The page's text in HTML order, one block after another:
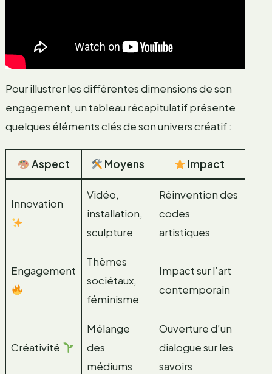
Pour illustrer les différentes dimensions de son
engagement, un tableau récapitulatif présente
quelques éléments clés de son univers créatif :
Aspect Moyens Impact
Innovation
Vidéo,
installation,
sculpture
Réinvention des
codes
artistiques
Engagement
Thèmes
sociétaux,
féminisme
Impact sur l’art
contemporain
Créativité
Mélange
des
médiums
Ouverture d’un
dialogue sur les
savoirs